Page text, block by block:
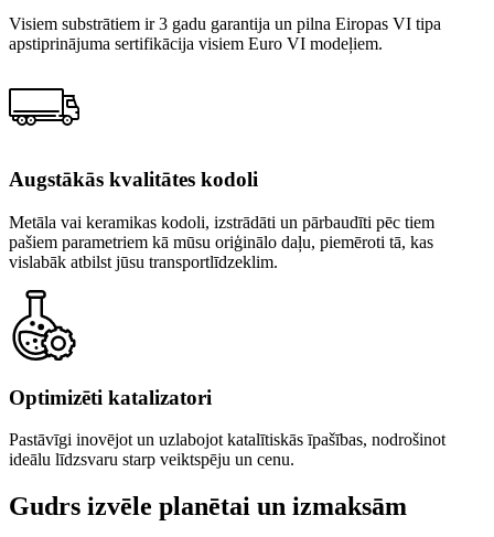
Visiem substrātiem ir 3 gadu garantija un pilna Eiropas VI tipa
apstiprinājuma sertifikācija visiem Euro VI modeļiem.
Augstākās kvalitātes kodoli
Metāla vai keramikas kodoli, izstrādāti un pārbaudīti pēc tiem
pašiem parametriem kā mūsu oriģinālo daļu, piemēroti tā, kas
vislabāk atbilst jūsu transportlīdzeklim.
Optimizēti katalizatori
Pastāvīgi inovējot un uzlabojot katalītiskās īpašības, nodrošinot
ideālu līdzsvaru starp veiktspēju un cenu.
Gudrs izvēle planētai un izmaksām